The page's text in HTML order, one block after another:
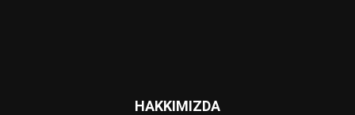
HAKKIMIZDA